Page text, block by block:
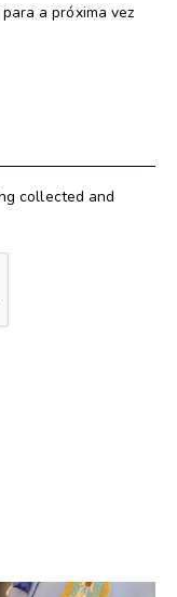
a próxima vez
collected and